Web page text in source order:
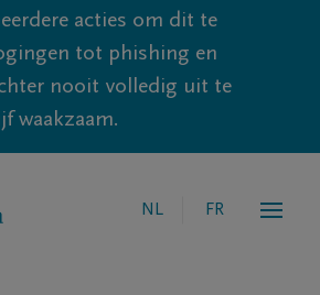
acties om dit te
tot phishing en
nooit volledig uit te
waakzaam.
NL FR